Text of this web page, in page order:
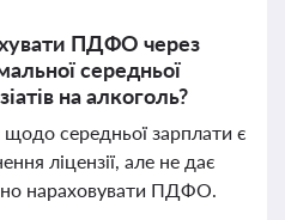
ПДФО через
середньої
на алкоголь?
середньої зарплати є
ліцензії, але не дає
нараховувати ПДФО.